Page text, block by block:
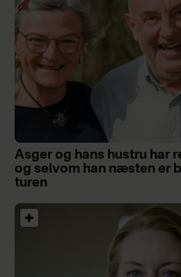
Asger og hans hustru har
og selvom han næsten er
turen